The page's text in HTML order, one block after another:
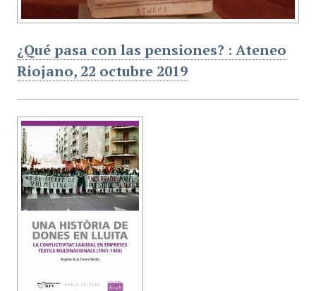
¿Qué pasa con las pensiones? : Ateneo
Riojano, 22 octubre 2019